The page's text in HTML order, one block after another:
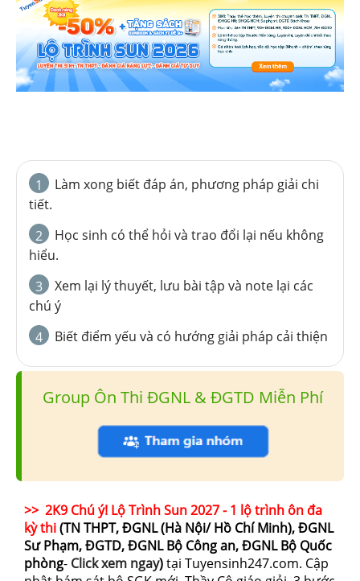
1
Làm xong biết đáp án, phương pháp giải chi
tiết.
2
Học sinh có thể hỏi và trao đổi lại nếu không
hiểu.
3
Xem lại lý thuyết, lưu bài tập và note lại các
chú ý
4
Biết điểm yếu và có hướng giải pháp cải thiện
Group Ôn Thi ĐGNL & ĐGTD Miễn Phí
>> 2K9 Chú ý! Lộ Trình Sun 2027 - 1 lộ trình ôn đa
kỳ thi(TN THPT, ĐGNL (Hà Nội/ Hồ Chí Minh), ĐGNL
Sư Phạm, ĐGTD, ĐGNL Bộ Công an, ĐGNL Bộ Quốc
phòng- Click xem ngay)tại Tuyensinh247.com. Cập